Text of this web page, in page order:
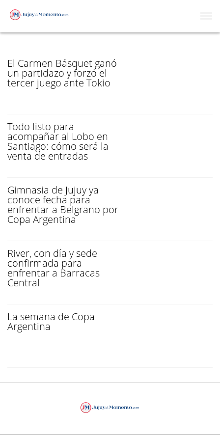
16AVOS DE FINAL
El Carmen Básquet ganó
un partidazo y forzó el
tercer juego ante Tokio
Todo listo para
acompañar al Lobo en
Santiago: cómo será la
venta de entradas
Gimnasia de Jujuy ya
conoce fecha para
enfrentar a Belgrano por
Copa Argentina
River, con día y sede
confirmada para
enfrentar a Barracas
Central
La semana de Copa
Argentina